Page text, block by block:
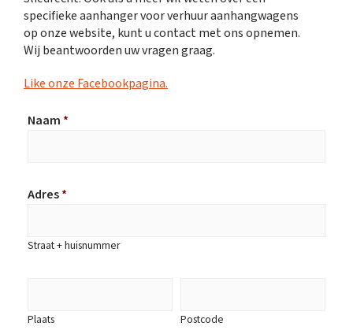
specifieke aanhanger voor verhuur aanhangwagens
op onze website, kunt u contact met ons opnemen.
Wij beantwoorden uw vragen graag.
Like onze Facebookpagina.
Naam *
Adres*
Straat + huisnummer
Plaats Postcode